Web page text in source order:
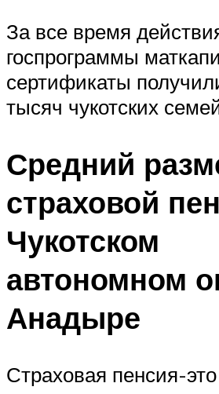
За все время
госпрограммы
сертификаты
тысяч чукотских
Средний
страховой
Чукотском
автономном
Анадыре
Страховая пенсия-